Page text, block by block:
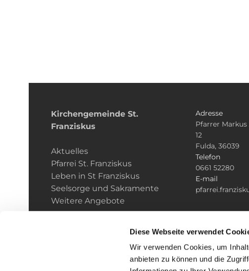
Diese Webseite verwendet
Wir verwenden Cookies, um
anbieten zu können und die
Kirchengemeinde­­ St.
Franziskus
Aktuelles
Pfarrei St. Franziskus
Leben in St Franziskus
Seelsorge und Sakramente
Weitere Angebote
Adresse
Pfarrer
12
Fulda, 36039
Telefon
0661 52280
E-mail